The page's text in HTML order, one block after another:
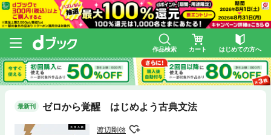
作品検索 カート はじめての方へ
最新刊 ゼロから覚醒 はじめよう古典文法
渡辺剛啓